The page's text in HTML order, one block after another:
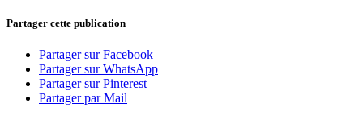
Partager cette publication
Partager sur Facebook
Partager sur WhatsApp
Partager sur Pinterest
Partager par Mail